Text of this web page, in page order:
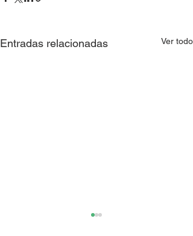
Entradas relacionadas Ver todo